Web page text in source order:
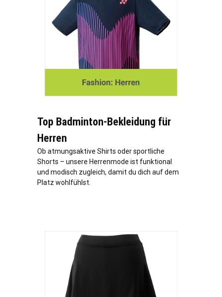
Top Badminton-Bekleidung für
Herren
Ob atmungsaktive Shirts oder sportliche
Shorts – unsere Herrenmode ist funktional
und modisch zugleich, damit du dich auf dem
Platz wohlfühlst.